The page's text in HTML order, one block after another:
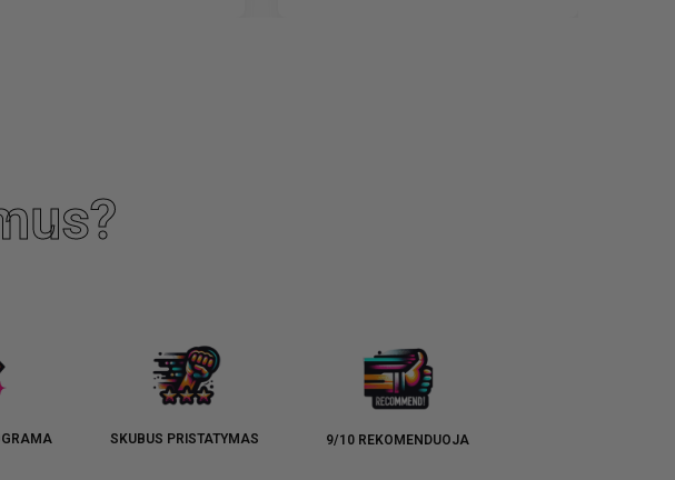
SKUBUS PRISTATYMAS 9/10 REKOMENDUOJA